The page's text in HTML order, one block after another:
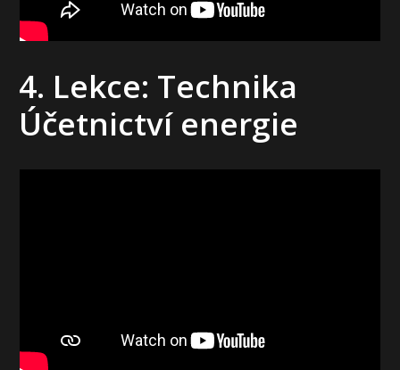
4. Lekce: Technika
Účetnictví energie